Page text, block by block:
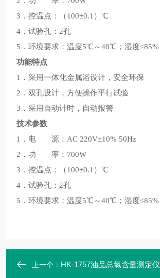
3．控温点：（100±0.1）℃
4．试验孔：2孔
5．环境要求：温度5℃～40℃；湿度≤85%
功能特点
1．采用一体化金属浴设计，安全环保
2．双孔设计，方便操作平行试验
3．采用自动计时，自动报警
技术参数
1．电 源：AC 220V±10% 50Hz
2．功 率：700W
3．控温点：（100±0.1）℃
4．试验孔：2孔
5．环境要求：温度5℃～40℃；湿度≤85%
上一个： HK-1757油品总氯含量测定仪